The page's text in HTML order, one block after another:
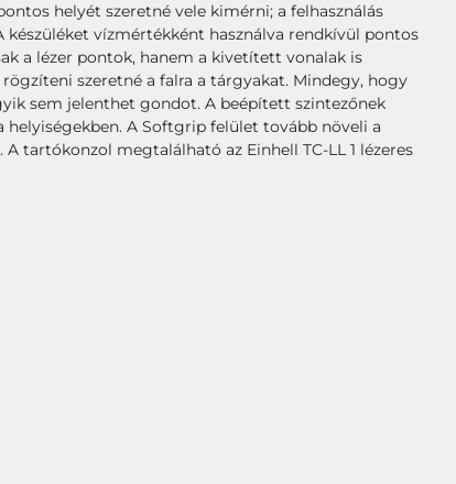
helyét szeretné vele kimérni; a felhasználás
vízmértékként használva rendkívül pontos
a lézer pontok, hanem a kivetített vonalak is
szeretné a falra a tárgyakat. Mindegy, hogy
sem jelenthet gondot. A beépített szintezőnek
A Softgrip felület tovább növeli a
tartókonzol megtalálható az Einhell TC-LL 1 lézeres